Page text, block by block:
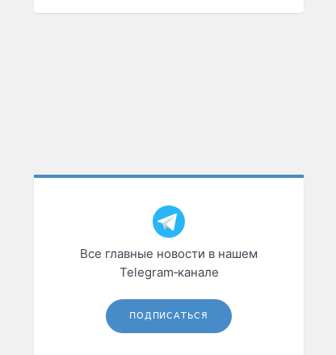
Все главные новости в нашем
Telegram‑канале
ПОДПИСАТЬСЯ